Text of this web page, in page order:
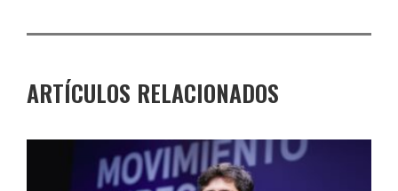
ARTÍCULOS RELACIONADOS